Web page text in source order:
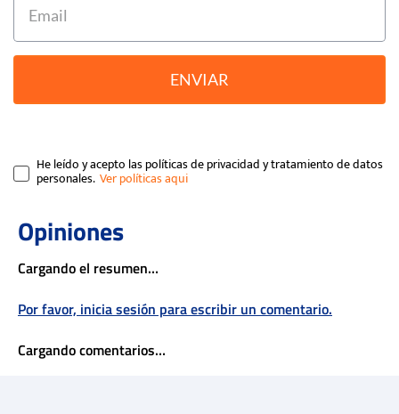
ENVIAR
He leído y acepto las políticas de privacidad y tratamiento de datos
personales.
Cargando el resumen…
Por favor, inicia sesión para escribir un comentario.
Cargando comentarios…